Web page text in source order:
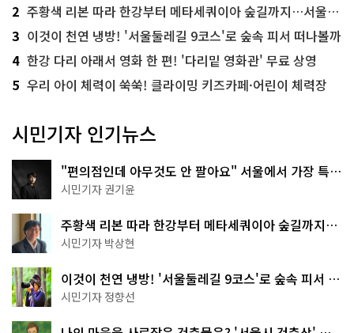
2 주황색 리본 따라 한강부터 메타세쿼이아 숲길까지…서울둘레길 15코스
3 이것이 천연 냉방! '서울둘레길 9코스'로 숲속 피서 떠나볼까
4 한강 다리 아래서 영화 한 편! '다리밑 영화관' 무료 상영
5 우리 아이 체력이 쑥쑥! 클라이밍 키즈카페·어린이 체력장
시민기자 인기뉴스
"편의점인데 아무것도 안 팔아요" 서울에서 가장 특별
한 편의점의 정체
시민기자 권기윤
주황색 리본 따라 한강부터 메타세쿼이아 숲길까지…
서울둘레길 15코스
시민기자 박상현
이것이 천연 냉방! '서울둘레길 9코스'로 숲속 피서 떠
나볼까
시민기자 정향선